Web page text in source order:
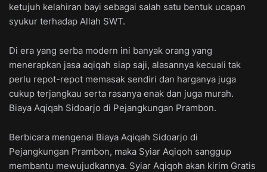
ketujuh kelahiran bayi sebagai salah satu bentuk ucapan
syukur terhadap Allah SWT.
Di era yang serba modern ini banyak orang yang
menerapkan jasa aqiqah siap saji, alasannya kecuali tak
perlu repot-repot memasak sendiri dan harganya juga
cukup terjangkau serta rasanya enak dan juga murah.
Biaya Aqiqah Sidoarjo di Pejangkungan Prambon.
Berbicara mengenai Biaya Aqiqah Sidoarjo di
Pejangkungan Prambon, maka Syiar Aqiqoh sanggup
membantu mewujudkannya. Syiar Aqiqoh akan kirim Gratis